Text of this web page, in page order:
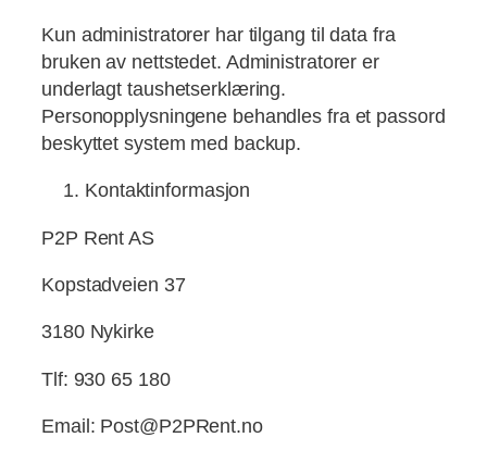
Kun administratorer har tilgang til data fra
bruken av nettstedet. Administratorer er
underlagt taushetserklæring.
Personopplysningene behandles fra et passord
beskyttet system med backup.
Kontaktinformasjon
P2P Rent AS
Kopstadveien 37
3180 Nykirke
Tlf: 930 65 180
Email: Post@P2PRent.no